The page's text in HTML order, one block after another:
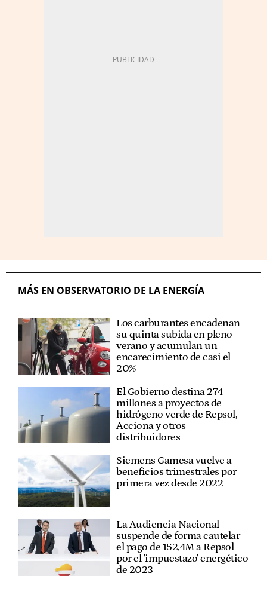
MÁS EN OBSERVATORIO DE LA ENERGÍA
Los carburantes encadenan
su quinta subida en pleno
verano y acumulan un
encarecimiento de casi el
20%
El Gobierno destina 274
millones a proyectos de
hidrógeno verde de Repsol,
Acciona y otros
distribuidores
Siemens Gamesa vuelve a
beneficios trimestrales por
primera vez desde 2022
La Audiencia Nacional
suspende de forma cautelar
el pago de 152,4M a Repsol
por el 'impuestazo' energético
de 2023